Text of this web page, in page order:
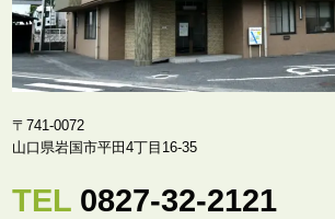
〒741-0072
山口県岩国市平田4丁目16-35
TEL 0827-32-2121